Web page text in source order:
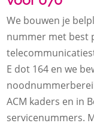
We bouwen je
nummer met best
E dot 164 en we
ACM kaders en in
servicenummers.​